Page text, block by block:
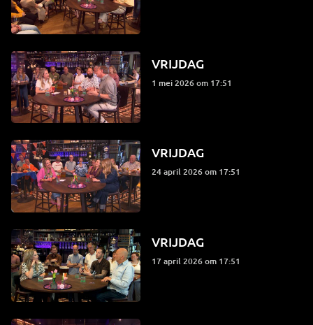
VRIJDAG
1 mei 2026 om 17:51
VRIJDAG
24 april 2026 om 17:51
VRIJDAG
17 april 2026 om 17:51